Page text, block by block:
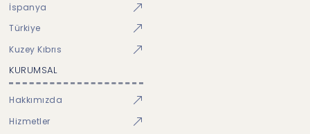
İspanya
Türkiye
Kuzey Kıbrıs
KURUMSAL
Hakkımızda
Hizmetler